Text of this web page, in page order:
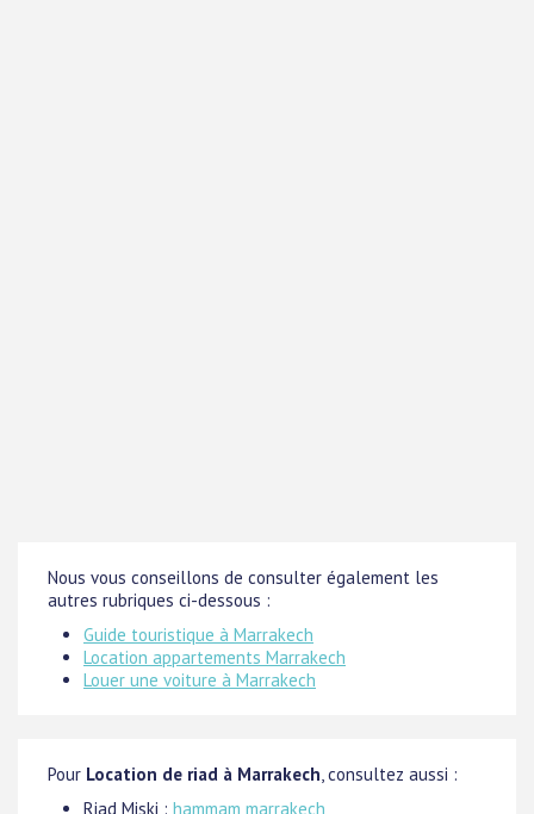
Nous vous conseillons de consulter également les
autres rubriques ci-dessous :
Guide touristique à Marrakech
Location appartements Marrakech
Louer une voiture à Marrakech
Pour Location de riad à Marrakech, consultez aussi :
Riad Miski : hammam marrakech